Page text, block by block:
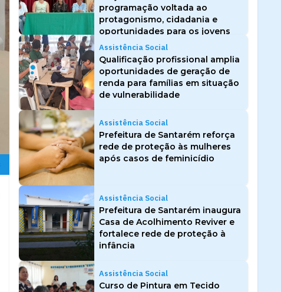
programação voltada ao
protagonismo, cidadania e
oportunidades para os jovens
Assistência Social
Qualificação profissional amplia
oportunidades de geração de
renda para famílias em situação
de vulnerabilidade
Assistência Social
Prefeitura de Santarém reforça
rede de proteção às mulheres
após casos de feminicídio
Assistência Social
Prefeitura de Santarém inaugura
Casa de Acolhimento Reviver e
fortalece rede de proteção à
infância
Assistência Social
Curso de Pintura em Tecido